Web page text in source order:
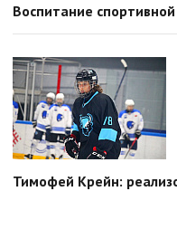
Воспитание
Тимофей Крейн: